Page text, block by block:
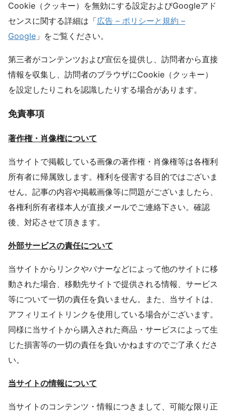
Cookie（クッキー）を無効にする設定およびGoogleアド
センスに関する詳細は「広告 – ポリシーと規約 –
Google 」をご覧ください。
第三者がコンテンツおよび宣伝を提供し、訪問者から直接
情報を収集し、訪問者のブラウザにCookie（クッキー）
を設定したりこれを認識したりする場合があります。
免責事項
著作権・肖像権について
当サイトで掲載している画像の著作権・肖像権等は各権利
所有者に帰属致します。権利を侵害する目的ではございま
せん。記事の内容や掲載画像等に問題がございましたら、
各権利所有者様本人が直接メールでご連絡下さい。確認
後、対応させて頂きます。
外部サービスの責任について
当サイトからリンクやバナーなどによって他のサイトに移
動された場合、移動先サイトで提供される情報、サービス
等について一切の責任を負いません。また、当サイトは、
アフィリエイトリンクを使用している場合がございます。
同様に当サイトから購入された商品・サービスによって生
じた損害等の一切の責任を負いかねますのでご了承くださ
い。
当サイトの情報について
当サイトのコンテンツ・情報につきまして、可能な限り正